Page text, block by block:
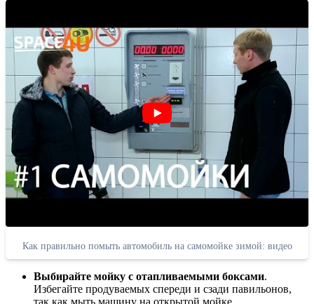
Как правильно помыть автомобиль на самомойке зимой: видео
Выбирайте мойку с отапливаемыми боксами.
Избегайте продуваемых спереди и сзади павильонов,
так как мыть машину на открытой мойке